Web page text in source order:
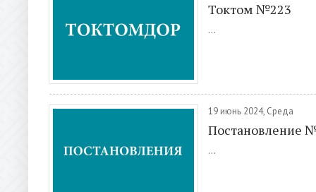
Токтом №223
...
19 июнь 2024, Среда
Постановление
...